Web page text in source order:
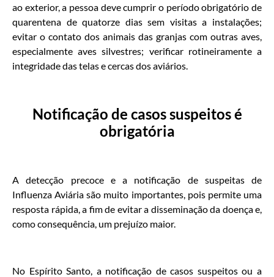
ao exterior, a pessoa deve cumprir o período obrigatório de
quarentena de quatorze dias sem visitas a instalações;
evitar o contato dos animais das granjas com outras aves,
especialmente aves silvestres; verificar rotineiramente a
integridade das telas e cercas dos aviários.
Notificação de casos suspeitos é
obrigatória
A detecção precoce e a notificação de suspeitas de
Influenza Aviária são muito importantes, pois permite uma
resposta rápida, a fim de evitar a disseminação da doença e,
como consequência, um prejuízo maior.
No Espírito Santo, a notificação de casos suspeitos ou a